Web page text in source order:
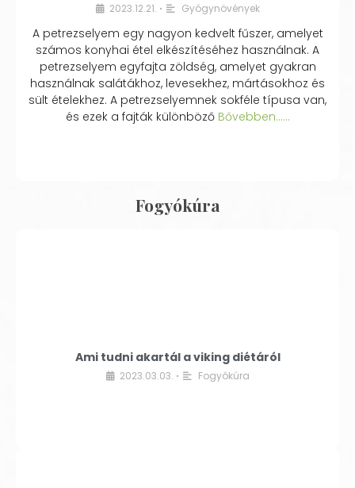
2023.12.21. • Gyógynövények
A petrezselyem egy nagyon kedvelt fűszer, amelyet
számos konyhai étel elkészítéséhez használnak. A
petrezselyem egyfajta zöldség, amelyet gyakran
használnak salátákhoz, levesekhez, mártásokhoz és
sült ételekhez. A petrezselyemnek sokféle típusa van,
és ezek a fajták különbözőBővebben...…
Fogyókúra
Ami tudni akartál a viking diétáról
2023.03.03. • Fogyókúra